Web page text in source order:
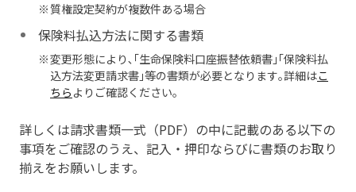
質権設定契約が複数件ある場合
保険料払込方法に関する書類
変更形態により､｢生命保険料口座振替依頼書｣｢保険料払
込方法変更請求書｣等の書類が必要となります｡詳細はこ
ちら よりご確認ください。
詳しくは請求書類一式（PDF）の中に記載のある以下の
事項をご確認のうえ、記入・押印ならびに書類のお取り
揃えをお願いします。